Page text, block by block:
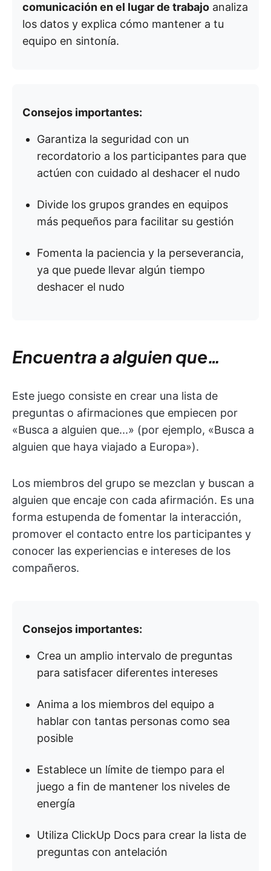
comunicación en el lugar de trabajo analiza
los datos y explica cómo mantener a tu
equipo en sintonía.
Consejos importantes:
Garantiza la seguridad con un
recordatorio a los participantes para que
actúen con cuidado al deshacer el nudo
Divide los grupos grandes en equipos
más pequeños para facilitar su gestión
Fomenta la paciencia y la perseverancia,
ya que puede llevar algún tiempo
deshacer el nudo
Encuentra a alguien que…
Este juego consiste en crear una lista de
preguntas o afirmaciones que empiecen por
«Busca a alguien que...» (por ejemplo, «Busca a
alguien que haya viajado a Europa»).
Los miembros del grupo se mezclan y buscan a
alguien que encaje con cada afirmación. Es una
forma estupenda de fomentar la interacción,
promover el contacto entre los participantes y
conocer las experiencias e intereses de los
compañeros.
Consejos importantes:
Crea un amplio intervalo de preguntas
para satisfacer diferentes intereses
Anima a los miembros del equipo a
hablar con tantas personas como sea
posible
Establece un límite de tiempo para el
juego a fin de mantener los niveles de
energía
Utiliza ClickUp Docs para crear la lista de
preguntas con antelación